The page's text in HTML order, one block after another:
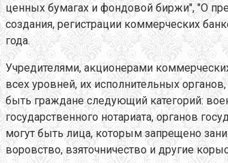
ценных бумагах и фондовой биржи", "О
создания, регистрации коммерческих
года.
Учредителями, акционерами
всех уровней, их исполнительных
быть граждане следующий категорий:
государственного нотариата, органов
могут быть лица, которым запрещено
воровство, взяточничество и другие